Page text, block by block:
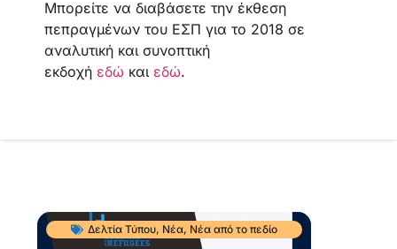
Μπορείτε να διαβάσετε την έκθεση
πεπραγμένων του ΕΣΠ για το 2018 σε
αναλυτική και συνοπτική
εκδοχή εδώ και εδώ.
Δελτία Τύπου, Νέα, Νέα από το πεδίο